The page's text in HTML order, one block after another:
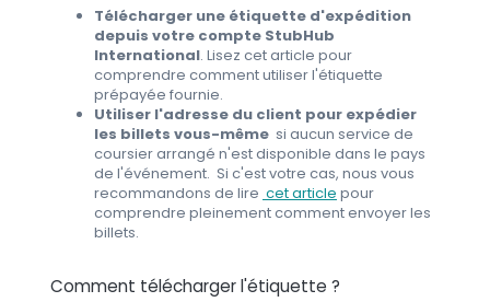
Télécharger une étiquette d'expédition
depuis votre compte StubHub
International. Lisez cet article pour
comprendre comment utiliser l'étiquette
prépayée fournie.
Utiliser l'adresse du client pour expédier
les billets vous-même si aucun service de
coursier arrangé n'est disponible dans le pays
de l'événement. Si c'est votre cas, nous vous
recommandons de lire cet article pour
comprendre pleinement comment envoyer les
billets.
Comment télécharger l'étiquette ?